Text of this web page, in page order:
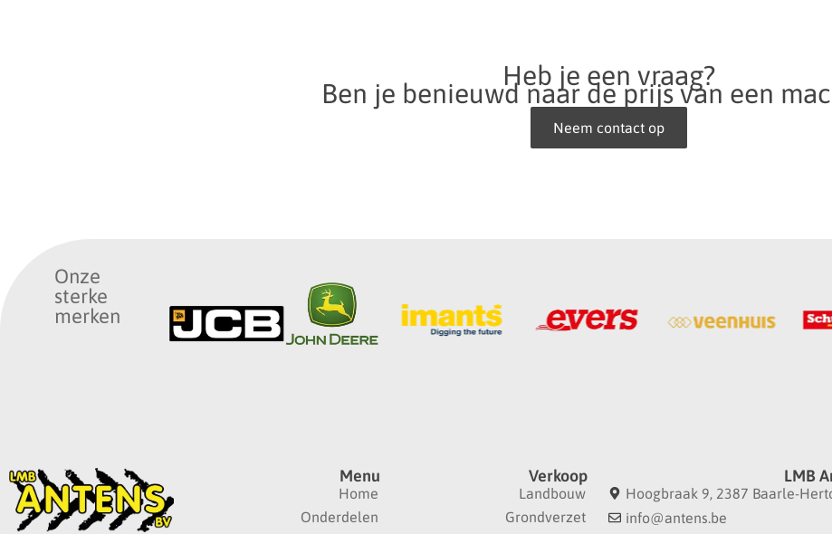
Heb je een vraag?
Ben je benieuwd naar de prijs van een
Neem contact op
Onze
sterke
merken
Menu
Home
Onderdelen
Verkoop
Landbouw
Grondverzet
LMB
Hoogbraak 9, 2387 Baarle-
info@antens.be